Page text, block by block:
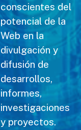
conscientes del
potencial de la
Web en la
divulgación y
difusión de
desarrollos,
informes,
investigaciones
y proyectos.